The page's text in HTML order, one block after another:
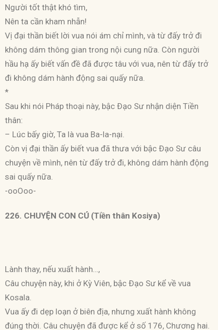
Người tốt thật khó tìm,
Nên ta cần kham nhẫn!
Vị đại thần biết lời vua nói ám chỉ mình, và từ đấy trở đi
không dám thông gian trong nội cung nữa. Còn người
hầu hạ ấy biết vấn đề đã được tâu với vua, nên từ đấy trở
đi không dám hành động sai quấy nữa.
*
Sau khi nói Pháp thoại này, bậc Ðạo Sư nhận diện Tiền
thân:
– Lúc bấy giờ, Ta là vua Ba-la-nại.
Còn vị đại thần ấy biết vua đã thưa với bậc Ðạo Sư câu
chuyện về mình, nên từ đấy trở đi, không dám hành động
sai quấy nữa.
-ooOoo-
226. CHUYỆN CON CÚ (Tiền thân Kosiya)
Lành thay, nếu xuất hành…,
Câu chuyện này, khi ở Kỳ Viên, bậc Ðạo Sư kể về vua
Kosala.
Vua ấy đi dẹp loạn ở biên địa, nhưng xuất hành không
đúng thời. Câu chuyện đã được kể ở số 176, Chương hai.